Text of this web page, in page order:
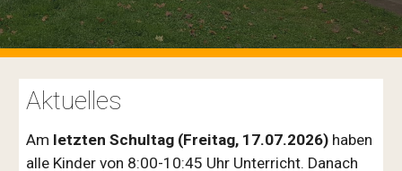
Aktuelles
Am letzten Schultag (Freitag, 17.07.2026) haben
alle Kinder von 8:00-10:45 Uhr Unterricht. Danach